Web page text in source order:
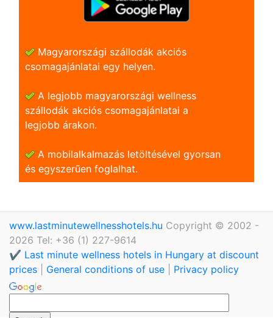
Magyarországi szállodák akciós
csomagajánlatai egy helyen.
A legjobb magyarországi wellness
szállodák akciós csomagajánlatai a
legjobb árakon.
A mobilalkalmazás letöltésével gyorsan
és egyszerũen foglalhat.
www.lastminutewellnesshotels.hu Copyright © 2002 -
2026 Tel: +36 (1) 227-9614
✔️ Last minute wellness hotels in Hungary at discount
prices
General conditions of use Privacy policy